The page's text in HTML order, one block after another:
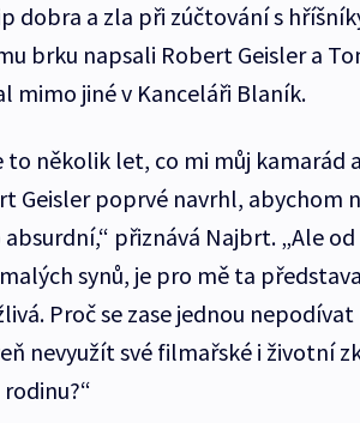
dobra a zla při zúčtování s
brku napsali Robert Geisler a
mimo jiné v Kanceláři Blaník.
to několik let, co mi můj
Geisler poprvé navrhl, abychom
přiznává Najbrt. „Ale
synů, je pro mě ta
Proč se zase jednou
nevyužít své filmařské i životní